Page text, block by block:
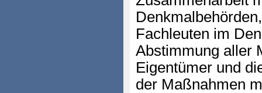
Fachleuten im
Abstimmung aller
Eigentümer und
der Maßnahmen